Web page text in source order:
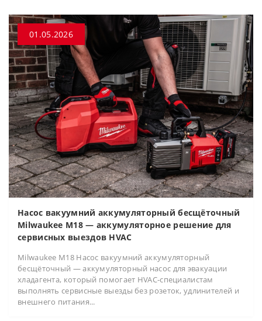
01.05.2026
Насос вакуумний аккумуляторный бесщёточный
Milwaukee M18 — аккумуляторное решение для
сервисных выездов HVAC
Milwaukee M18 Насос вакуумний аккумуляторный
бесщёточный — аккумуляторный насос для эвакуации
хладагента, который помогает HVAC-специалистам
выполнять сервисные выезды без розеток, удлинителей и
внешнего питания...